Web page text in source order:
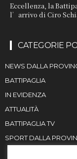
Eccellenza, la
l’arrivo di Ciro
CATEGORIE
NEWS DALLA
BATTIPAGLIA
IN EVIDENZA
ATTUALITÀ
BATTIPAGLIA TV
SPORT DALLA